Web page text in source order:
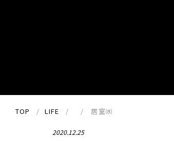
TOP LIFE 居室㈬
2020.12.25